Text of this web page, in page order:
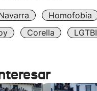
Homofobia
Corella LGTBI